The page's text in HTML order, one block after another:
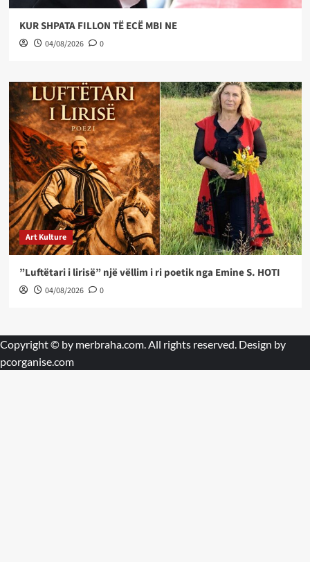
KUR SHPATA FILLON TË ECË MBI NE
04/08/2026 0
Art Kulture
”Luftëtari i lirisë” një vëllim i ri poetik nga Emine S. HOTI
04/08/2026 0
Copyright © by merbraha.com. All rights reserved. Design by
pcorganise.com